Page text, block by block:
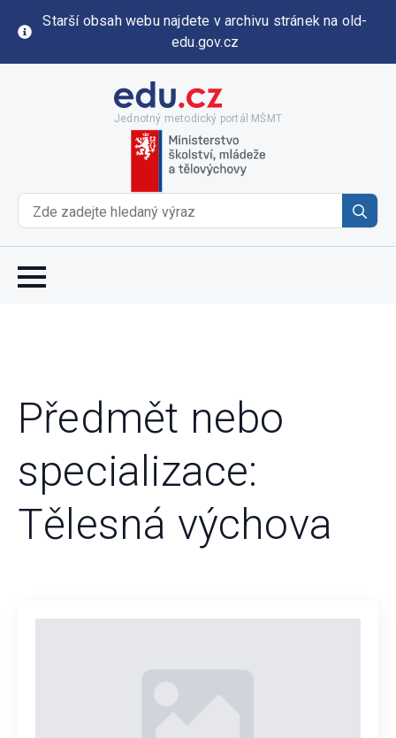
Starší obsah webu najdete v archivu stránek na old-
edu.gov.cz
Jednotný metodický portál MŠMT
for:
Předmět nebo
specializace:
Tělesná výchova